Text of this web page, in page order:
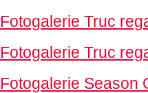
Fotogalerie Truc
Fotogalerie Truc
Fotogalerie Season